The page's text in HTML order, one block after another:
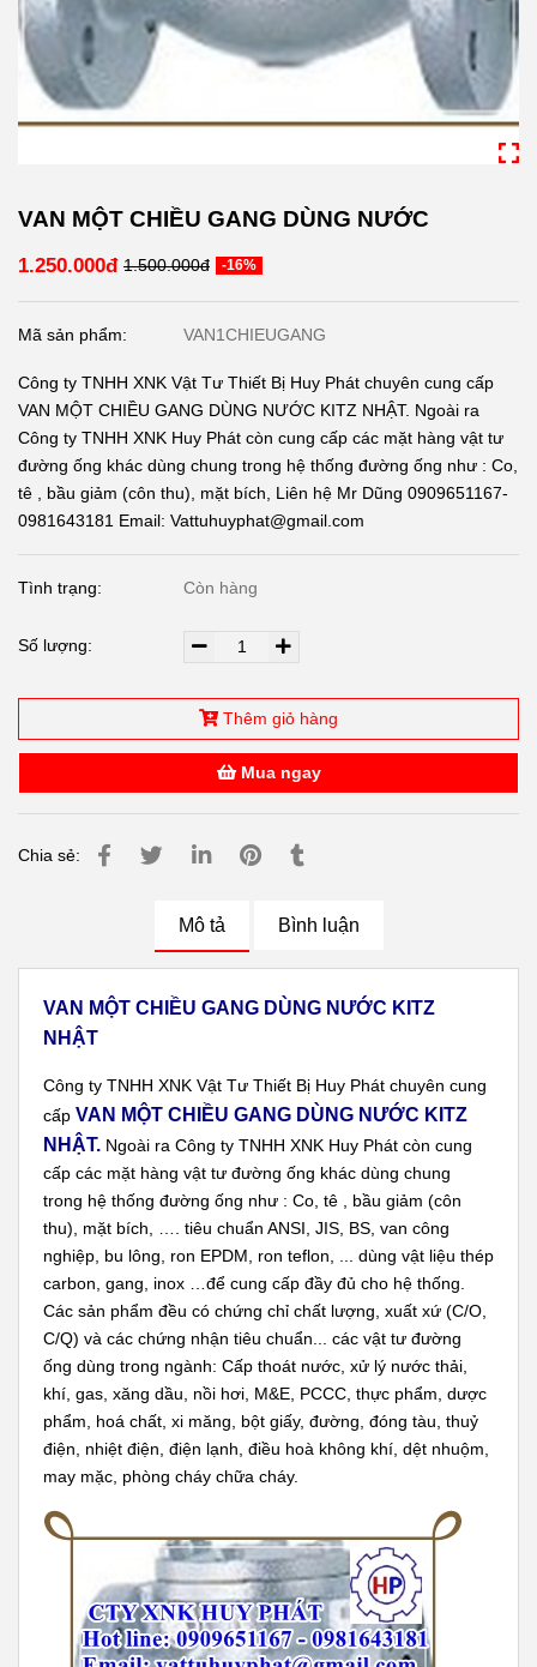
VAN MỘT CHIỀU GANG DÙNG NƯỚC
1.250.000đ 1.500.000đ -16%
Mã sản phẩm: VAN1CHIEUGANG
Công ty TNHH XNK Vật Tư Thiết Bị Huy Phát chuyên cung cấp
VAN MỘT CHIỀU GANG DÙNG NƯỚC KITZ NHẬT. Ngoài ra
Công ty TNHH XNK Huy Phát còn cung cấp các mặt hàng vật tư
đường ống khác dùng chung trong hệ thống đường ống như : Co,
tê , bầu giảm (côn thu), mặt bích, Liên hệ Mr Dũng 0909651167-
0981643181 Email: Vattuhuyphat@gmail.com
Tình trạng: Còn hàng
Số lượng:
Thêm giỏ hàng
Mua ngay
Chia sẻ:
Mô tả Bình luận
VAN MỘT CHIỀU GANG DÙNG NƯỚC KITZ
NHẬT
Công ty TNHH XNK Vật Tư Thiết Bị Huy Phát chuyên cung
cấp VAN MỘT CHIỀU GANG DÙNG NƯỚC KITZ
NHẬT. Ngoài ra Công ty TNHH XNK Huy Phát còn cung
cấp các mặt hàng vật tư đường ống khác dùng chung
trong hệ thống đường ống như : Co, tê , bầu giảm (côn
thu), mặt bích, …. tiêu chuẩn ANSI, JIS, BS, van công
nghiệp, bu lông, ron EPDM, ron teflon, ... dùng vật liệu thép
carbon, gang, inox …để cung cấp đầy đủ cho hệ thống.
Các sản phẩm đều có chứng chỉ chất lượng, xuất xứ (C/O,
C/Q) và các chứng nhận tiêu chuẩn... các vật tư đường
ống dùng trong ngành: Cấp thoát nước, xử lý nước thải,
khí, gas, xăng dầu, nồi hơi, M&E, PCCC, thực phẩm, dược
phẩm, hoá chất, xi măng, bột giấy, đường, đóng tàu, thuỷ
điện, nhiệt điện, điện lạnh, điều hoà không khí, dệt nhuộm,
may mặc, phòng cháy chữa cháy.